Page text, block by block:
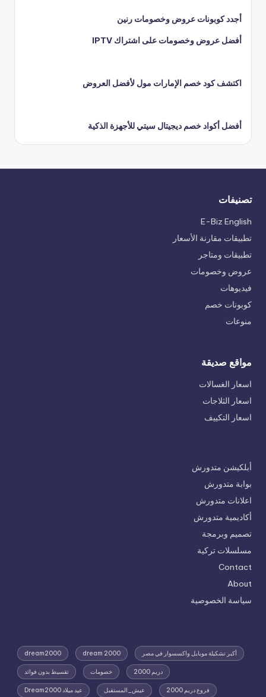
أجدد كوبونات عروض وخصومات رنين
أفضل عروض وخصومات على اشتراك IPTV
اكتشف كود خصم الإمارات مول لأفضل العروض
أفضل أكواد خصم ديجيتال سيتي للأجهزة الذكية
تصنيفات
E-Biz English
تطبيقات مقارنة الأسعار
تطبيقات ومتاجر
عروض وخصومات
فيديوهات
كوبونات خصم
منوعات
مواقع صديقة
اسعار الغسالات
اسعار الثلاجات
اسعار التكييف
أبلكيشن متدورش
بوابة متدورش
اعلانات متدورش
أكاديمية متدورش
تصميم وبرمجة
مسلسلات تركية
Contact
About
سياسة الخصوصية
dream2000 dream 2000 أكبر تشكيلة موبايل واكسسوار في مصر
تقسيط بدون فوائد خصومات دريم 2000
عيد ميلاد Dream2000 عيش_المستقبل فروع دريم 2000